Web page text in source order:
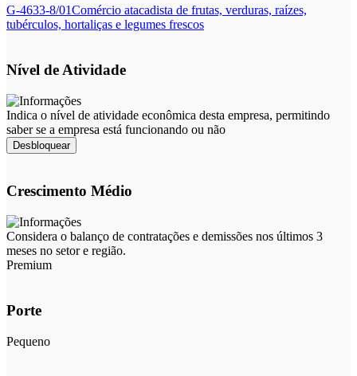
G-4633-8/01Comércio atacadista de frutas, verduras, raízes,
tubérculos, hortaliças e legumes frescos
Nível de Atividade
Indica o nível de atividade econômica desta empresa, permitindo
saber se a empresa está funcionando ou não
Desbloquear
Crescimento Médio
Considera o balanço de contratações e demissões nos últimos 3
meses no setor e região.
Premium
Porte
Pequeno